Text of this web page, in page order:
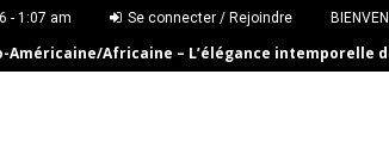
- 1:07 am Se connecter / Rejoindre
Américaine/Africaine – L’élégance intemporelle